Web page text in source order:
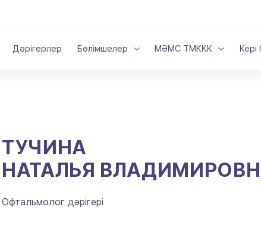
Дәрігерлер Бөлімшелер МӘМС ТМККК Кері
ТУЧИНА
НАТАЛЬЯ
Офтальмолог дәрігері